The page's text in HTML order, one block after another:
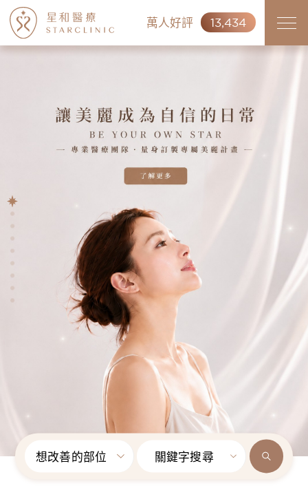
萬人好評 13,434
想改善的部位 關鍵字搜尋